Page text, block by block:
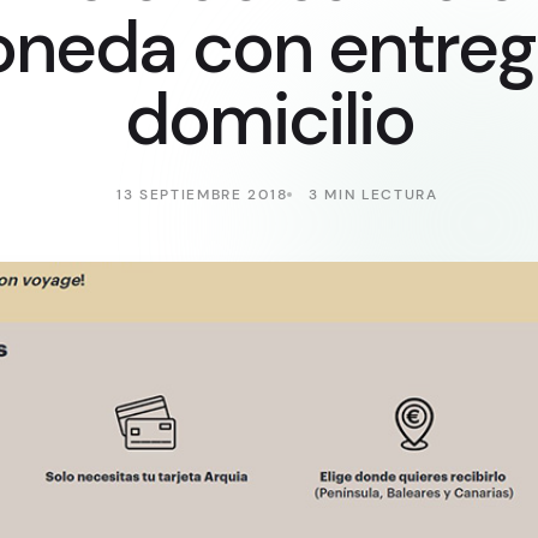
con
domicilio
13 SEPTIEMBRE 2018 3 MIN LECTURA